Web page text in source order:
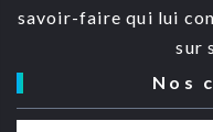
savoir-faire qui lui
sur
Nos